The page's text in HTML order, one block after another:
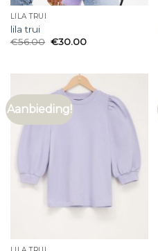
LILA TRUI
lila trui
€56.00 €30.00
Aanbieding!